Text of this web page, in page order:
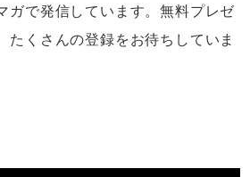
ガで発信しています。無料プレゼ
たくさんの登録をお待ちしていま